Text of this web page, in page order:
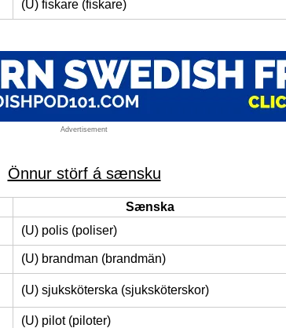
(U) fiskare (fiskare)
Advertisement
Önnur störf á sænsku
Sænska
(U) polis (poliser)
(U) brandman (brandmän)
(U) sjuksköterska (sjuksköterskor)
(U) pilot (piloter)